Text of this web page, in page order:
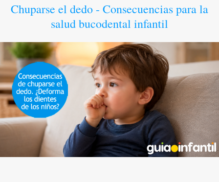
Chuparse el dedo - Consecuencias para la
salud bucodental infantil